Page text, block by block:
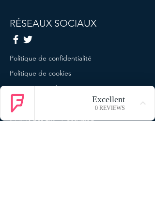
RÉSEAUX SOCIAUX
Politique de confidentialité
Politique de cookies
Termes et conditions
Mentions légales
© 2023 par ENG Consulting